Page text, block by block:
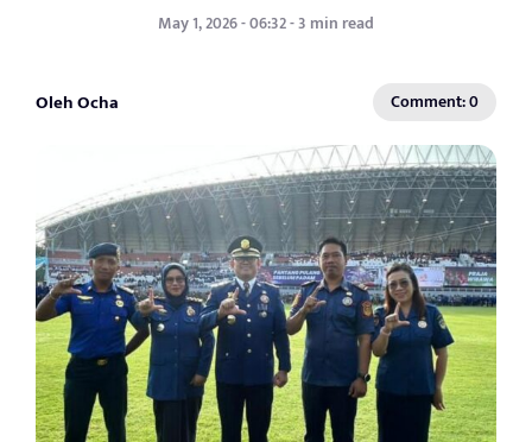
May 1, 2026 - 06:32 - 3 min read
Oleh Ocha Comment: 0